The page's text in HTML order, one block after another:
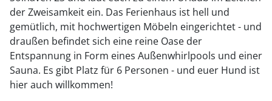
der Zweisamkeit ein. Das Ferienhaus ist hell und
gemütlich, mit hochwertigen Möbeln eingerichtet - und
draußen befindet sich eine reine Oase der
Entspannung in Form eines Außenwhirlpools und einer
Sauna. Es gibt Platz für 6 Personen - und euer Hund ist
hier auch willkommen!